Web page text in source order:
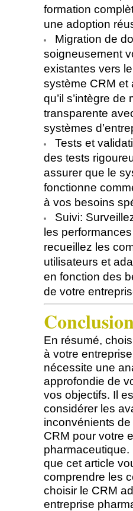
formation
une adoption
Migration de
soigneusement
existantes vers
système CRM et
qu’il s’intègre de
transparente
systèmes
Tests et
des tests
assurer que le
fonctionne
à vos besoins
Suivi:
les
recueillez les
utilisateurs et
en fonction des
de votre
En résumé,
à votre
nécessite une
approfondie de
vos objectifs. Il
considérer les
inconvénients
CRM pour votre
que cet article
comprendre les
choisir le CRM
entreprise